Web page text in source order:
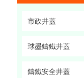
市政井蓋
球墨鑄鐵井蓋
鑄鐵安全井蓋